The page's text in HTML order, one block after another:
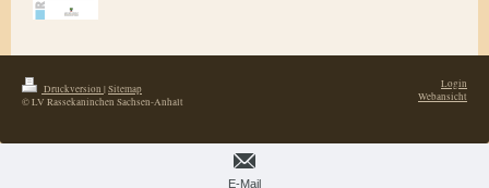
Druckversion |Sitemap
© LV Rassekaninchen Sachsen-Anhalt
Login
Webansicht
E-Mail